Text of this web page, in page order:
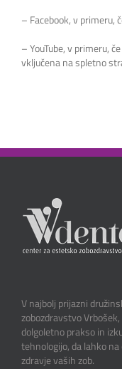
– Facebook, v primeru,
– YouTube, v primeru,
vključena na spletno
V najbolj prijazni
zobozdravstvo
dolgoletno prakso in
tehnologijo, da lahko
zdravje vaših zob.